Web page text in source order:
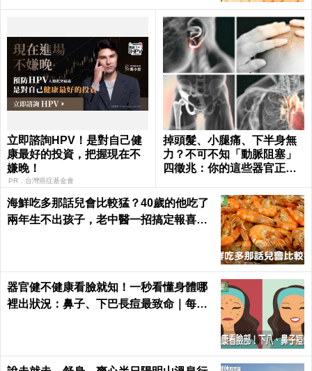
立即諮詢HPV！是對自己健
康最好的投資，把握現在不
嫌晚！
PR．台灣癌症基金會
掉頭髮、小腿痛、下半身無
力？不可不知「動脈阻塞」
四徵兆：你的這些器官正在
海鮮吃多那話兒會比較猛？40歲的他吃了
兩年生不出孩子，老中醫一招搞定報喜｜
器官健不健康看臉就知！一秒看懂身體哪
裡出狀況：鼻子、下巴長痘最致命｜每日